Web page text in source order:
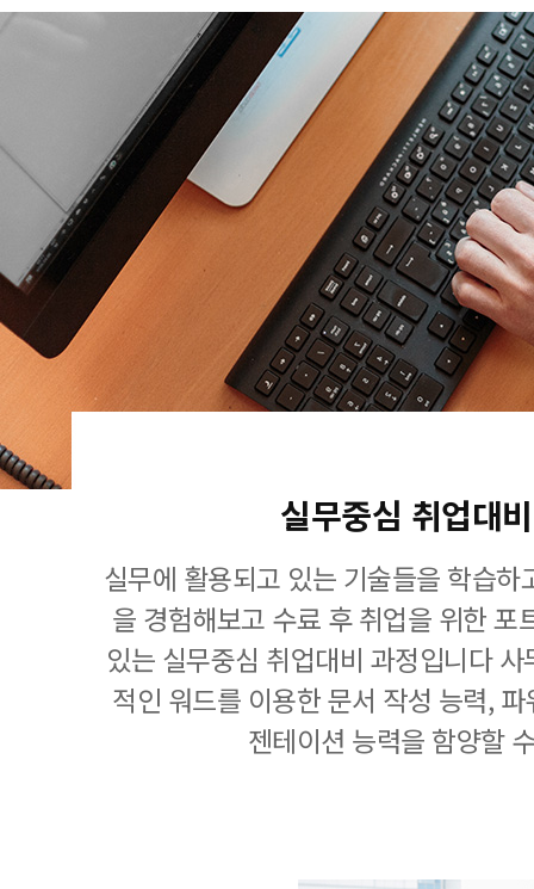
실무중심 취업대
실무에 활용되고 있는 기술들을 학습
을 경험해보고 수료 후 취업을 위한 포
있는 실무중심 취업대비 과정입니다
적인 워드를 이용한 문서 작성 능력,
젠테이션 능력을 함양할